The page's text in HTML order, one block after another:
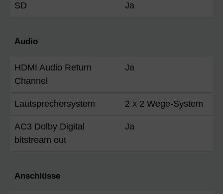
SD Ja
Audio
HDMI Audio Return
Channel
Ja
Lautsprechersystem 2 x 2 Wege-System
AC3 Dolby Digital
bitstream out
Ja
Anschlüsse